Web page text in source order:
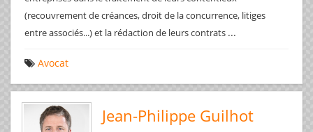
(recouvrement de créances, droit de la concurrence, litiges
entre associés...) et la rédaction de leurs contrats ...
Avocat
Jean-Philippe Guilhot